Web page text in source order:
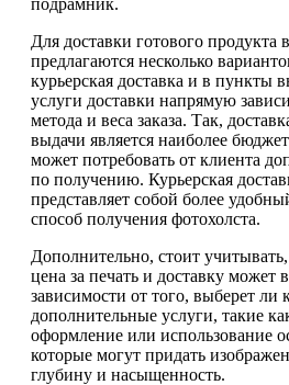
подрамник.
Для доставки готового продукта
предлагаются несколько
курьерская доставка и в пункты
услуги доставки напрямую
метода и веса заказа. Так,
выдачи является наиболее
может потребовать от клиента
по получению. Курьерская
представляет собой более
способ получения фотохолста.
Дополнительно, стоит
цена за печать и доставку может
зависимости от того, выберет ли
дополнительные услуги, такие
оформление или использование
которые могут придать
глубину и насыщенность.